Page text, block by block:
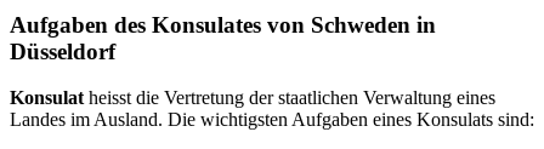
Aufgaben des Konsulates von Schweden in
Düsseldorf
Konsulatheisst die Vertretung der staatlichen Verwaltung eines
Landes im Ausland. Die wichtigsten Aufgaben eines Konsulats sind: